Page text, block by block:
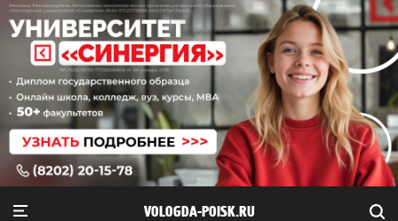
VOLOGDA-POISK.RU